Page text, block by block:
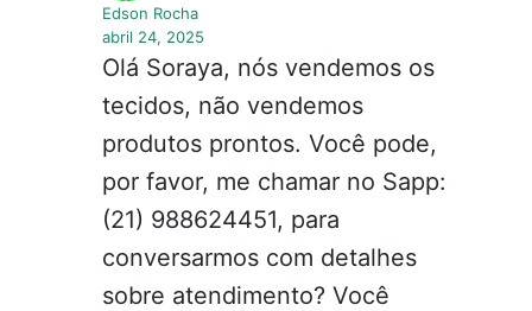
Edson Rocha
abril 24, 2025
Olá Soraya, nós vendemos os
tecidos, não vendemos
produtos prontos. Você pode,
por favor, me chamar no Sapp:
(21) 988624451, para
conversarmos com detalhes
sobre atendimento? Você